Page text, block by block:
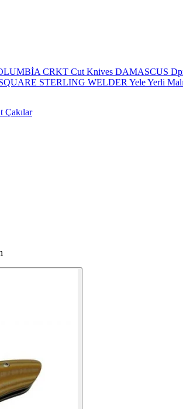
CRKT Cut Knives DAMASCUS
STERLING WELDER YeleYerli
Çakılar